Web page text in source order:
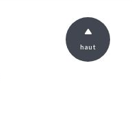
haut